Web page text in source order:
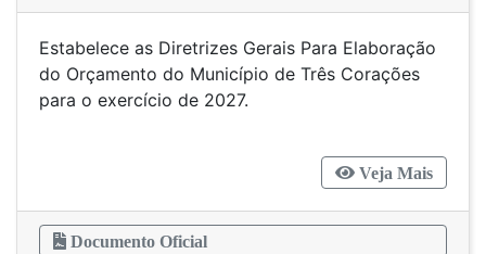
Estabelece as Diretrizes Gerais Para Elaboração
do Orçamento do Município de Três Corações
para o exercício de 2027.
Veja Mais
Documento Oficial